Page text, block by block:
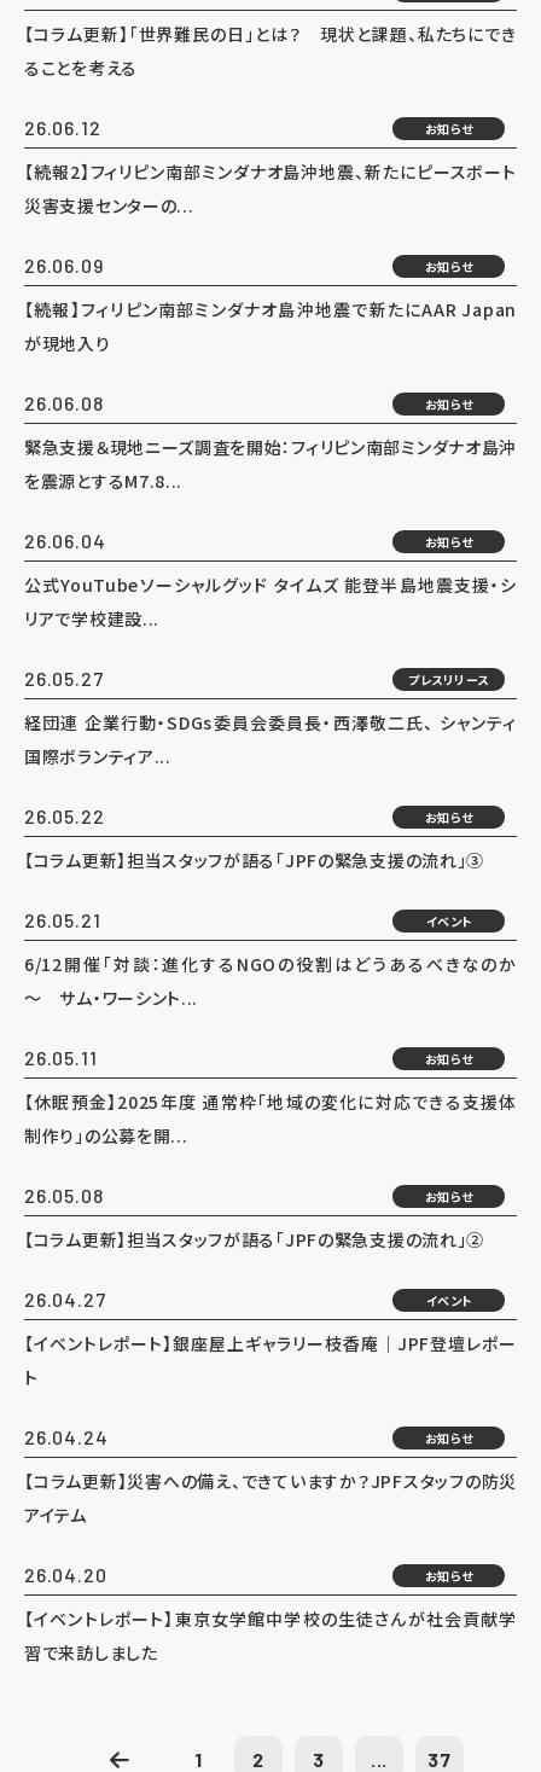
【コラム更新】「世界難民の日」とは？ 現状と課題、私たちにでき
ることを考える
26.06.12 お知らせ
【続報2】フィリピン南部ミンダナオ島沖地震、新たにピースボート
災害支援センターの...
26.06.09 お知らせ
【続報】フィリピン南部ミンダナオ島沖地震で新たにAAR Japan
が現地入り
26.06.08 お知らせ
緊急支援＆現地ニーズ調査を開始：フィリピン南部ミンダナオ島沖
を震源とするM7.8...
26.06.04 お知らせ
公式YouTubeソーシャルグッド タイムズ 能登半島地震支援・シ
リアで学校建設...
26.05.27 プレスリリース
経団連 企業行動・SDGs委員会委員長・西澤敬二氏、 シャンティ
国際ボランティア...
26.05.22 お知らせ
【コラム更新】担当スタッフが語る「JPFの緊急支援の流れ」③
26.05.21 イベント
6/12開催「対談：進化するNGOの役割はどうあるべきなのか
～ サム・ワーシント...
26.05.11 お知らせ
【休眠預金】2025年度 通常枠「地域の変化に対応できる支援体
制作り」の公募を開...
26.05.08 お知らせ
【コラム更新】担当スタッフが語る「JPFの緊急支援の流れ」②
26.04.27 イベント
【イベントレポート】銀座屋上ギャラリー枝香庵｜JPF登壇レポー
ト
26.04.24 お知らせ
【コラム更新】災害への備え、できていますか？JPFスタッフの防災
アイテム
26.04.20 お知らせ
【イベントレポート】東京女学館中学校の生徒さんが社会貢献学
習で来訪しました
1 2 3 ... 37